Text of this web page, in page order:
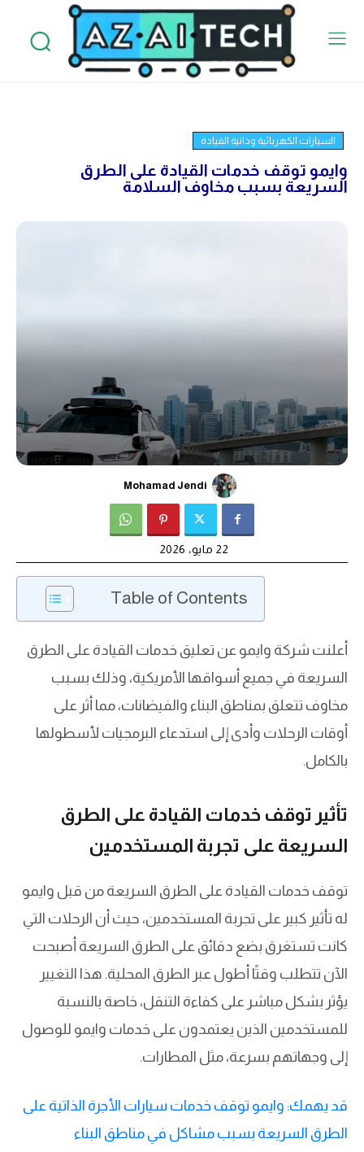
السيارات الكهربائية وذاتية القيادة
وايمو توقف خدمات القيادة على الطرق
السريعة بسبب مخاوف السلامة
Mohamad Jendi
22 مايو، 2026
Table of Contents
أعلنت شركة وايمو عن تعليق خدمات القيادة على الطرق
السريعة في جميع أسواقها الأمريكية، وذلك بسبب
مخاوف تتعلق بمناطق البناء والفيضانات، مما أثر على
أوقات الرحلات وأدى إلى استدعاء البرمجيات لأسطولها
بالكامل.
تأثير توقف خدمات القيادة على الطرق
السريعة على تجربة المستخدمين
توقف خدمات القيادة على الطرق السريعة من قبل وايمو
له تأثير كبير على تجربة المستخدمين، حيث أن الرحلات التي
كانت تستغرق بضع دقائق على الطرق السريعة أصبحت
الآن تتطلب وقتًا أطول عبر الطرق المحلية. هذا التغيير
يؤثر بشكل مباشر على كفاءة التنقل، خاصة بالنسبة
للمستخدمين الذين يعتمدون على خدمات وايمو للوصول
إلى وجهاتهم بسرعة، مثل المطارات.
قد يهمك: وايمو توقف خدمات سيارات الأجرة الذاتية على
الطرق السريعة بسبب مشاكل في مناطق البناء